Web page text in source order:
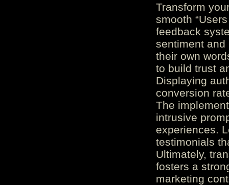
Transform
smooth
feedback
sentiment and
their own
to build trust
Displaying
conversion
The
intrusive
experiences.
testimonials
Ultimately,
fosters a
marketing